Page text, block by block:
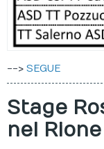
--> SEGUE
Stage
nel